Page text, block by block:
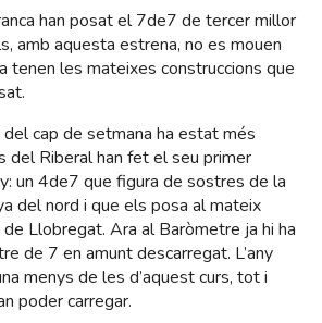
han posat el 7de7 de tercer millor
amb aquesta estrena, no es mouen
tenen les mateixes construccions que
cap de setmana ha estat més
del Riberal han fet el seu primer
un 4de7 que figura de sostres de la
del nord i que els posa al mateix
Llobregat. Ara al Baròmetre ja hi ha
de 7 en amunt descarregat. L’any
menys de les d’aquest curs, tot i
poder carregar.